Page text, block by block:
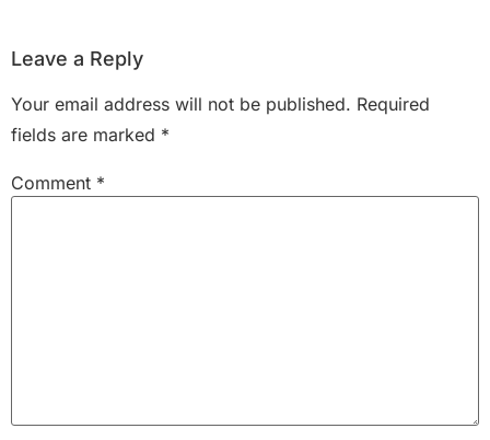
Leave a Reply
Your email address will not be published. Required
fields are marked *
Comment *